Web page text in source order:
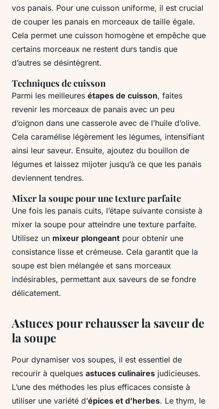
vos panais. Pour une cuisson uniforme, il est crucial
de couper les panais en morceaux de taille égale.
Cela permet une cuisson homogène et empêche que
certains morceaux ne restent durs tandis que
d’autres se désintègrent.
Techniques de cuisson
Parmi les meilleures étapes de cuisson, faites
revenir les morceaux de panais avec un peu
d’oignon dans une casserole avec de l’huile d’olive.
Cela caramélise légèrement les légumes, intensifiant
ainsi leur saveur. Ensuite, ajoutez du bouillon de
légumes et laissez mijoter jusqu’à ce que les panais
deviennent tendres.
Mixer la soupe pour une texture parfaite
Une fois les panais cuits, l’étape suivante consiste à
mixer la soupe pour atteindre une texture parfaite.
Utilisez un mixeur plongeant pour obtenir une
consistance lisse et crémeuse. Cela garantit que la
soupe est bien mélangée et sans morceaux
indésirables, permettant aux saveurs de se fondre
délicatement.
Astuces pour rehausser la saveur de
la soupe
Pour dynamiser vos soupes, il est essentiel de
recourir à quelques astuces culinaires judicieuses.
L’une des méthodes les plus efficaces consiste à
utiliser une variété d’épices et d’herbes. Le thym, le